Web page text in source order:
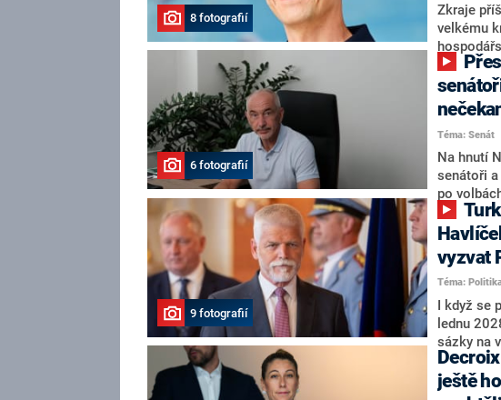
8 fotografií
Zkraje
velkému
stárnutí
nový
aktivitu
úmorná
námi
svoje
NEWS.
6 fotografií
Téma: Senát
Na hnutí
senátoři a
po
NEWS to
Martin
například
součástí
redakce
Zdeněk
některých
nepřítel,
9 fotografií
vyzvat
Téma:
I když se
lednu
sázky na
hlava
zmiňují
Andreje
ještě